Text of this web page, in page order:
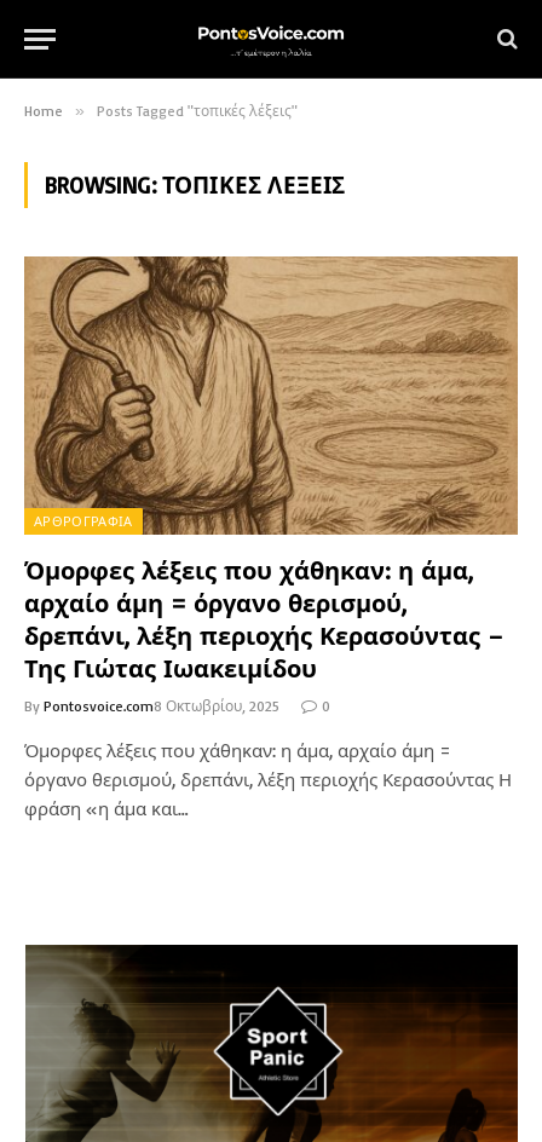
Home » Posts Tagged "τοπικές λέξεις"
BROWSING:ΤΟΠΙΚΈΣ ΛΈΞΕΙΣ
ΑΡΘΡΟΓΡΑΦΙΑ
Όμορφες λέξεις που χάθηκαν: η άμα,
αρχαίο άμη = όργανο θερισμού,
δρεπάνι, λέξη περιοχής Κερασούντας –
Της Γιώτας Ιωακειμίδου
By Pontosvoice.com8 Οκτωβρίου, 2025 0
Όμορφες λέξεις που χάθηκαν: η άμα, αρχαίο άμη =
όργανο θερισμού, δρεπάνι, λέξη περιοχής Κερασούντας Η
φράση «η άμα και…